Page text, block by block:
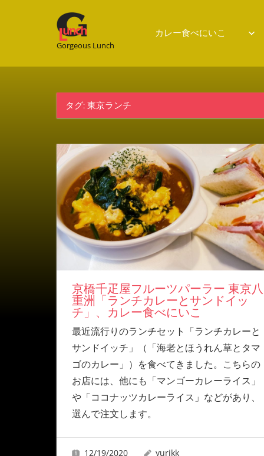
Gorgeous
Lunch
Gorgeous Lunch
カレー食べにいこ
タグ: 東京ランチ
京橋千疋屋フルーツパーラー 東京八
重洲「ランチカレーとサンドイッ
チ」、カレー食べにいこ
最近流行りのランチセット「ランチカレーと
サンドイッチ」（「海老とほうれん草とタマ
ゴのカレー」）を食べてきました。こちらの
お店には、他にも「マンゴーカレーライス」
や「ココナッツカレーライス」などがあり、
選んで注文します。
12/19/2020 yurikk